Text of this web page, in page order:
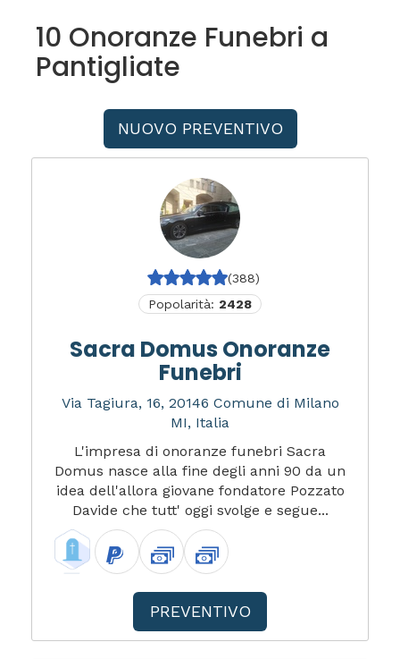
10 Onoranze Funebri a
Pantigliate
NUOVO PREVENTIVO
(388)
Popolarità: 2428
Sacra Domus Onoranze
Funebri
Via Tagiura, 16, 20146 Comune di Milano
MI, Italia
L'impresa di onoranze funebri Sacra
Domus nasce alla fine degli anni 90 da un
idea dell'allora giovane fondatore Pozzato
Davide che tutt' oggi svolge e segue...
PREVENTIVO